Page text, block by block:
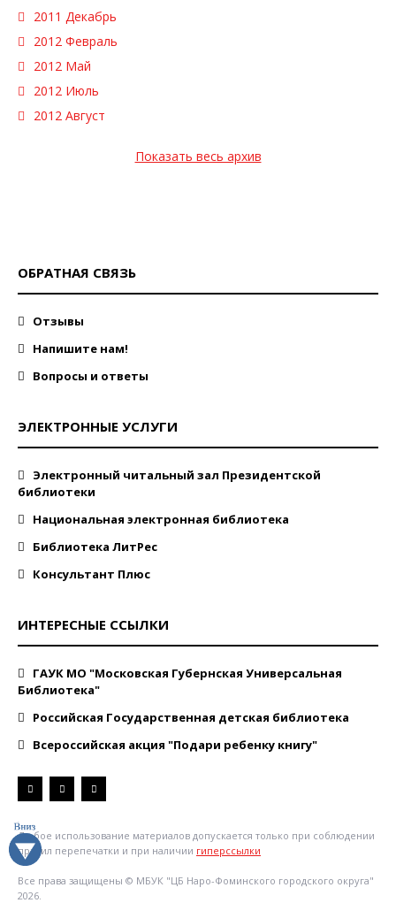
2011 Декабрь
2012 Февраль
2012 Май
2012 Июль
2012 Август
Показать весь архив
ОБРАТНАЯ СВЯЗЬ
Отзывы
Напишите нам!
Вопросы и ответы
ЭЛЕКТРОННЫЕ УСЛУГИ
Электронный читальный зал Президентской
библиотеки
Национальная электронная библиотека
Библиотека ЛитРес
Консультант Плюс
ИНТЕРЕСНЫЕ ССЫЛКИ
ГАУК МО "Московская Губернская Универсальная
Библиотека"
Российская Государственная детская библиотека
Всероссийская акция "Подари ребенку книгу"
Любое использование материалов допускается только при соблюдении
правил перепечатки и при наличии гиперссылки
Все права защищены © МБУК "ЦБ Наро-Фоминского городского округа"
2026.